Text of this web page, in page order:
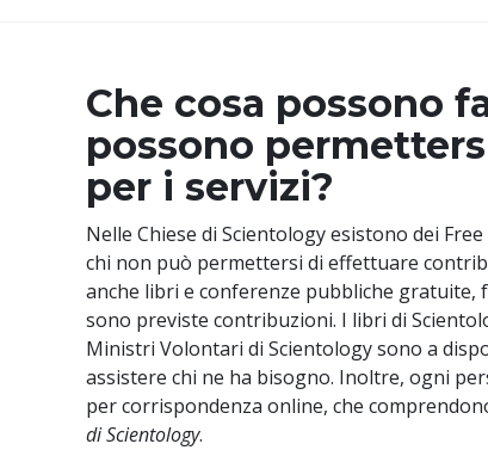
Che cosa possono
possono
per i servizi?
Nelle Chiese di Scientology esistono dei
chi non può permettersi di effettuare
anche libri e conferenze pubbliche
sono previste contribuzioni. I libri di
Ministri Volontari di Scientology sono a
assistere chi ne ha bisogno. Inoltre, ogni
per corrispondenza online, che
di Scientology.